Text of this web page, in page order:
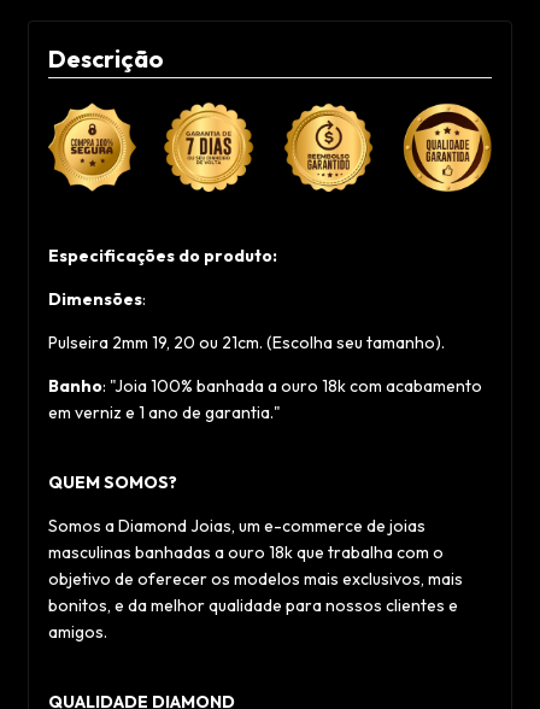
Descrição
Especificações do produto:
Dimensões:
Pulseira 2mm 19, 20 ou 21cm. (Escolha seu tamanho).
Banho: "Joia 100% banhada a ouro 18k com acabamento
em verniz e 1 ano de garantia."
QUEM SOMOS?
Somos a Diamond Joias, um e-commerce de joias
masculinas banhadas a ouro 18k que trabalha com o
objetivo de oferecer os modelos mais exclusivos, mais
bonitos, e da melhor qualidade para nossos clientes e
amigos.
QUALIDADE DIAMOND